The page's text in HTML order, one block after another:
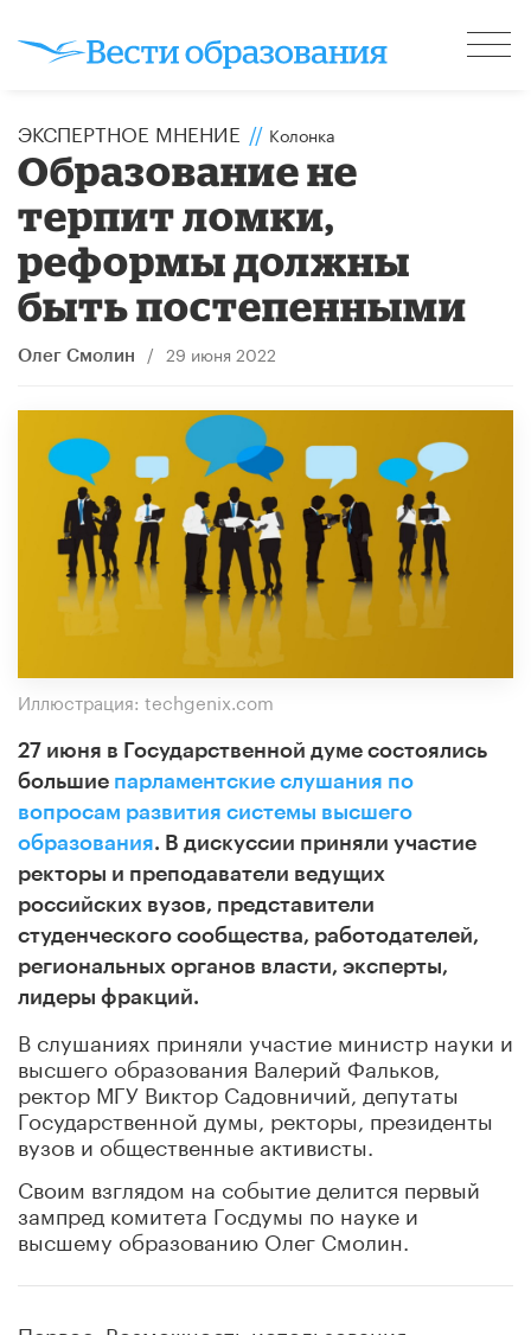
ЭКСПЕРТНОЕ МНЕНИЕ // Колонка
Образование не
терпит ломки,
реформы должны
быть постепенными
Олег Смолин / 29 июня 2022
Иллюстрация: techgenix.com
27 июня в Государственной думе состоялись
большие парламентские слушания по
вопросам развития системы высшего
образования. В дискуссии приняли участие
ректоры и преподаватели ведущих
российских вузов, представители
студенческого сообщества, работодателей,
региональных органов власти, эксперты,
лидеры фракций.
В слушаниях приняли участие министр науки и
высшего образования Валерий Фальков,
ректор МГУ Виктор Садовничий, депутаты
Государственной думы, ректоры, президенты
вузов и общественные активисты.
Своим взглядом на событие делится первый
зампред комитета Госдумы по науке и
высшему образованию Олег Смолин.